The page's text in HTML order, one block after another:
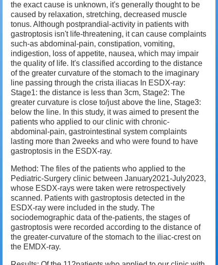
the exact cause is unknown, it's generally thought to be
caused by relaxation, stretching, decreased muscle
tonus. Although postprandial-activity in patients with
gastroptosis isn't life-threatening, it can cause complaints
such-as abdominal-pain, constipation, vomiting,
indigestion, loss of appetite, nausea, which may impair
the quality of life. It's classified according to the distance
of the greater curvature of the stomach to the imaginary
line passing through the crista iliacas In ESDX-ray:
Stage1: the distance is less than 3cm, Stage2: The
greater curvature is close to/just above the line, Stage3:
below the line. In this study, it was aimed to present the
patients who applied to our clinic with chronic-
abdominal-pain, gastrointestinal system complaints
lasting more than 2weeks and who were found to have
gastroptosis in the ESDX-ray.
Method: The files of the patients who applied to the
Pediatric-Surgery clinic between January2021-July2023,
whose ESDX-rays were taken were retrospectively
scanned. Patients with gastroptosis detected in the
ESDX-ray were included in the study. The
sociodemographic data of the-patients, the stages of
gastroptosis were recorded according to the distance of
the greater-curvature of the stomach to the iliac-crest on
the EMDX-ray.